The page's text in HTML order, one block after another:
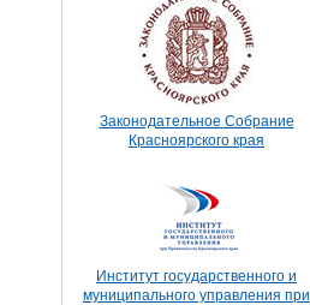
Законодательное Собрание
Красноярского края
Институт государственного и
муниципального управления при